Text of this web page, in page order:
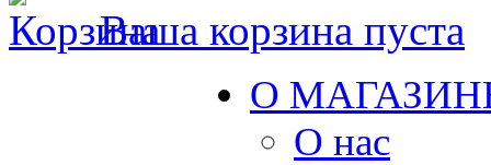
Ваша корзина пуста
О
О нас